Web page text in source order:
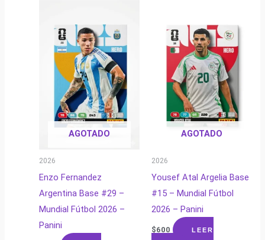
AGOTADO
2026
Enzo Fernandez
Argentina Base #29 –
Mundial Fútbol 2026 –
Panini
AGOTADO
2026
Yousef Atal Argelia Base
#15 – Mundial Fútbol
2026 – Panini
$600 LEER